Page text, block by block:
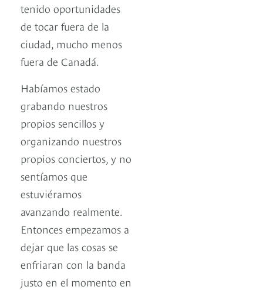
tenido oportunidades
de tocar fuera de la
ciudad, mucho menos
fuera de Canadá.
Habíamos estado
grabando nuestros
propios sencillos y
organizando nuestros
propios conciertos, y no
sentíamos que
estuviéramos
avanzando realmente.
Entonces empezamos a
dejar que las cosas se
enfriaran con la banda
justo en el momento en